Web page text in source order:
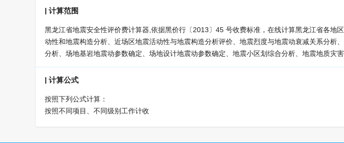
| 计算范围
黑龙江省地震安全性评价费计算器,依据黑价行〔2013〕45 号收费标准，在线计算黑龙江省各地
动性和地震构造分析、近场区地震活动性与地震构造分析评价、地震烈度与地震动衰减关系分析
分析、场地基岩地震动参数确定、场地设计地震动参数确定、地震小区划综合分析、地震地质灾
| 计算公式
按照下列公式计算：
按照不同项目、不同级别工作计收